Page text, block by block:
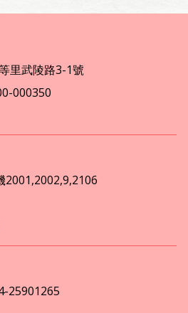
里武陵路3-1號
000350
2001,2002,9,2106
25901265